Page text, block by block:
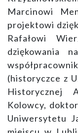
Marcinowi
projektowi
Rafałowi
dziękowania
(historyczce z
Historycznej
Kolowcy,
Uniwersytetu